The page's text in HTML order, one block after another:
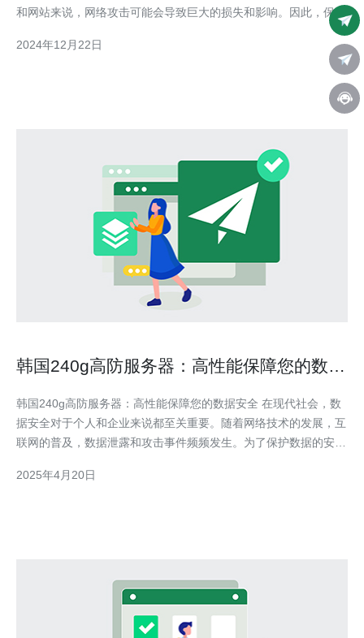
和网站来说，网络攻击可能会导致巨大的损失和影响。因此，保护
网络免受各种攻击和威胁变得至关重要。韩国独立服务器高防为您
提供稳定可靠的网络保护解决方案。 韩国独立服务器高防通过多
2024年12月22日
韩国240g高防服务器：高性能保障您的数据
韩国240g高防服务器：高性能保障您的数据安全 在现代社会，数
据安全对于个人和企业来说都至关重要。随着网络技术的发展，互
联网的普及，数据泄露和攻击事件频频发生。为了保护数据的安
将介绍韩国240g高防服务器，这款服务器以其卓越的性能和可
2025年4月20日